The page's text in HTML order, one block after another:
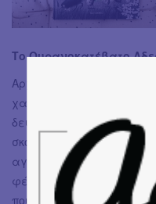
Το Ουρανοκατέβατο
Αρχικά να πω πως αυτό το
χαζεύω, τι φοβερή
δεύτερη ματιά τι
σκοτεινή ιστορία κρύβει
αγνώστου ταυτότητας
φέρνει αναμπουμπούλα
που μένουν εκεί! Τι να